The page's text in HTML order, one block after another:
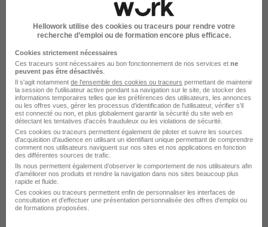
sur 1
Contrôleur de Gestion Expérimenté
H/F
Haut-Mauco - 40 CDD
Cette offre n’est plus disponible depuis le 23/07/26
Acheteur Groupe Systèmes
d'Information Si - France &
Hellowork utilise des cookies ou traceurs pour rendre votre
recherche d’emploi ou de formation encore plus efficace.
Cookies strictement nécessaires
Ces traceurs sont nécessaires au bon fonctionnement de nos services et ne
peuvent pas être désactivés
Il s'agit notamment de l'ensemble des cookies ou traceurs permettant de maintenir
la session de l'utilisateur active pendant sa navigation sur le site, de stocker des
informations temporaires telles que les préférences des utilisateurs, les annonces
ou les offres vues, gérer les processus d'identification de l'utilisateur, vérifier s'il
est connecté ou non, et plus globalement garantir la sécurité du site web en
détectant les tentatives d'accès frauduleux ou les violations de sécurité.
Ces cookies ou traceurs permettent également de piloter et suivre les sources
d'acquisition d'audience en utilisant un identifiant unique permettant de comprendre
comment nos utilisateurs naviguent sur nos sites et nos applications en fonction
des différentes sources de trafic.
Ils nous permettent également d’observer le comportement de nos utilisateurs afin
d'améliorer nos produits et rendre la navigation dans nos sites beaucoup plus
rapide et fluide.
Ces cookies ou traceurs permettent enfin de personnaliser les interfaces de
consultation et d'effectuer une présentation personnalisée des offres d'emploi ou
de formations proposées.